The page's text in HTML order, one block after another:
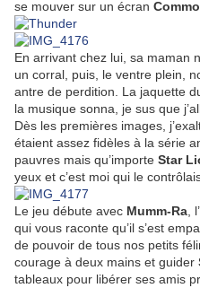
se mouver sur un écran
En arrivant chez lui, sa maman
un corral, puis, le ventre plein,
antre de perdition. La jaquette
la musique sonna, je sus que
Dès les premières images,
étaient assez fidèles à la série
pauvres mais qu’importe Star
yeux et c’est moi qui le
Le jeu débute avec Mumm-Ra ,
qui vous raconte qu’il s’est
de pouvoir de tous nos petits
courage à deux mains et guider
tableaux pour libérer ses amis